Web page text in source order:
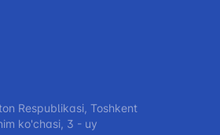
Respublikasi, Toshkent
ko'chasi, 3 - uy